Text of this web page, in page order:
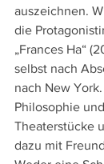
auszeichnen.
die
„Frances Ha“
selbst nach
nach New
Philosophie
Theaterstücke
dazu mit